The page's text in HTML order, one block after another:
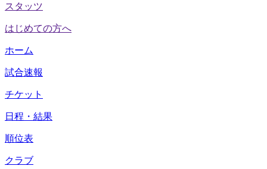
スタッツ
はじめての方へ
ホーム
試合速報
チケット
日程・結果
順位表
クラブ